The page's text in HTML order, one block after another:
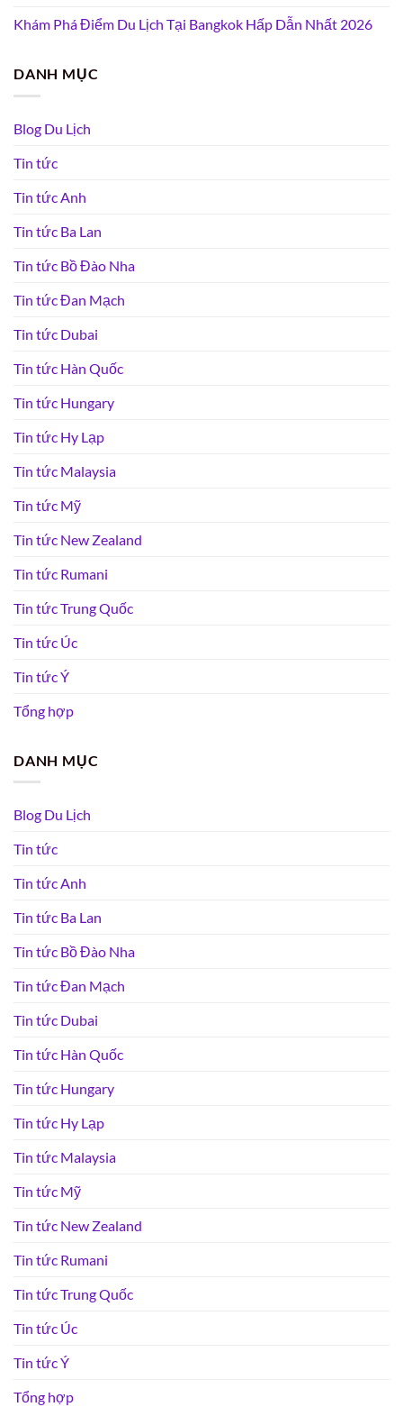
Khám Phá Điểm Du Lịch Tại Bangkok Hấp Dẫn Nhất 2026
DANH MỤC
Blog Du Lịch
Tin tức
Tin tức Anh
Tin tức Ba Lan
Tin tức Bồ Đào Nha
Tin tức Đan Mạch
Tin tức Dubai
Tin tức Hàn Quốc
Tin tức Hungary
Tin tức Hy Lạp
Tin tức Malaysia
Tin tức Mỹ
Tin tức New Zealand
Tin tức Rumani
Tin tức Trung Quốc
Tin tức Úc
Tin tức Ý
Tổng hợp
DANH MỤC
Blog Du Lịch
Tin tức
Tin tức Anh
Tin tức Ba Lan
Tin tức Bồ Đào Nha
Tin tức Đan Mạch
Tin tức Dubai
Tin tức Hàn Quốc
Tin tức Hungary
Tin tức Hy Lạp
Tin tức Malaysia
Tin tức Mỹ
Tin tức New Zealand
Tin tức Rumani
Tin tức Trung Quốc
Tin tức Úc
Tin tức Ý
Tổng hợp